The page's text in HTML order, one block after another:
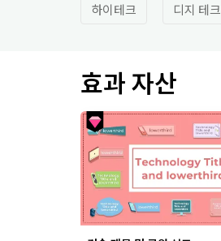
하이테크 디지 테크
효과 자산